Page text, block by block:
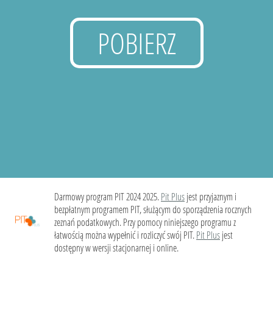
POBIERZ
Darmowy program PIT 2024 2025.Pit Plusjest przyjaznym i
bezpłatnym programem PIT, służącym do sporządzenia rocznych
zeznań podatkowych. Przy pomocy niniejszego programu z
łatwością można wypełnić i rozliczyć swój PIT.Pit Plusjest
dostępny w wersji stacjonarnej i online.